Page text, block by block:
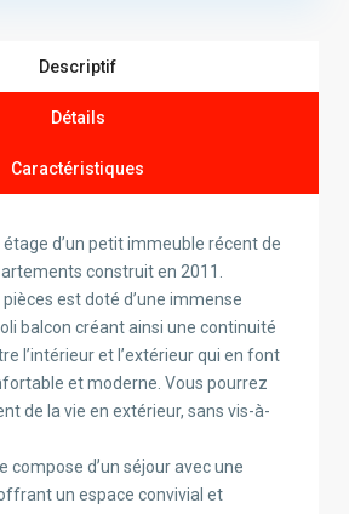
Descriptif
Détails
Caractéristiques
d’un petit immeuble récent de
construit en 2011.
est doté d’une immense
balcon créant ainsi une continuité
l’intérieur et l’extérieur qui en font
et moderne. Vous pourrez
de la vie en extérieur, sans vis-à-
compose d’un séjour avec une
un espace convivial et